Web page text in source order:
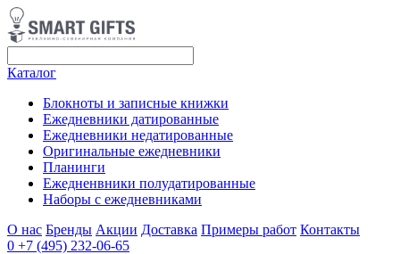
Каталог
Блокноты и записные книжки
Ежедневники датированные
Ежедневники недатированные
Оригинальные ежедневники
Планинги
Ежедненвники полудатированные
Наборы с ежедневниками
О нас Бренды Акции Доставка Примеры работ Контакты
0 +7 (495) 232-06-65